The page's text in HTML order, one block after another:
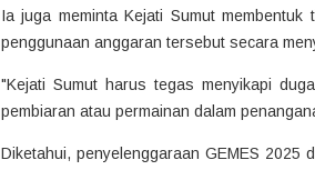
Ia juga meminta Kejati Sumut
penggunaan anggaran tersebut secara
"Kejati Sumut harus tegas menyikapi
pembiaran atau permainan dalam
Diketahui, penyelenggaraan GEMES 2025